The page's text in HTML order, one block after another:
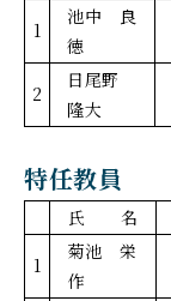
1
池中 良
徳
2
日尾野
隆大
特任教員
氏 名
1
菊池 栄
作